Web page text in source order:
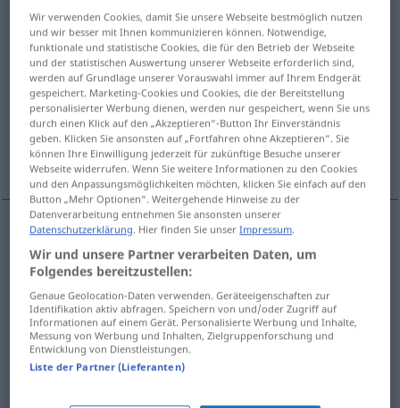
ersetzenv/t <ohne-ge-;h.>
Übersicht aller Übersetzungen
(Für mehr Details die Übersetzung anklicken/antippen)
A’nın yerine B’yi koymak
zararı ziyanı karşılamak
Beispiele
A durch B ersetzen
A’nınyerineB’yikoymak
denSchaden(Verlust) ersetzen
zararı (ziyanı)karşılamak
Wir verwenden Cookies, damit Sie unsere Webseite bestmöglich nutzen
und wir besser mit Ihnen kommunizieren können. Notwendige,
funktionale und statistische Cookies, die für den Betrieb der Webseite
und der statistischen Auswertung unserer Webseite erforderlich sind,
werden auf Grundlage unserer Vorauswahl immer auf Ihrem Endgerät
gespeichert. Marketing-Cookies und Cookies, die der Bereitstellung
personalisierter Werbung dienen, werden nur gespeichert, wenn Sie uns
durch einen Klick auf den „Akzeptieren“-Button Ihr Einverständnis
geben. Klicken Sie ansonsten auf „Fortfahren ohne Akzeptieren“. Sie
können Ihre Einwilligung jederzeit für zukünftige Besuche unserer
Webseite widerrufen. Wenn Sie weitere Informationen zu den Cookies
und den Anpassungsmöglichkeiten möchten, klicken Sie einfach auf den
Button „Mehr Optionen“. Weitergehende Hinweise zu der
Datenverarbeitung entnehmen Sie ansonsten unserer
Datenschutzerklärung. Hier finden Sie unserImpressum.
Wir und unsere Partner verarbeiten Daten, um
Folgendes bereitzustellen:
Genaue Geolocation-Daten verwenden. Geräteeigenschaften zur
Identifikation aktiv abfragen. Speichern von und/oder Zugriff auf
Informationen auf einem Gerät. Personalisierte Werbung und Inhalte,
Messung von Werbung und Inhalten, Zielgruppenforschung und
Entwicklung von Dienstleistungen.
Liste der Partner (Lieferanten)